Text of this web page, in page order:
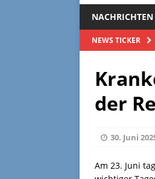
NACHRICHTEN
NEWS TICKER
der
30. Juni
Am 23. Juni